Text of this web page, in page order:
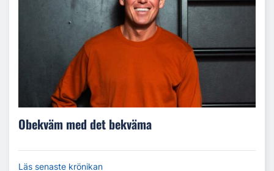
Obekväm med det bekväma
Läs senaste krönikan